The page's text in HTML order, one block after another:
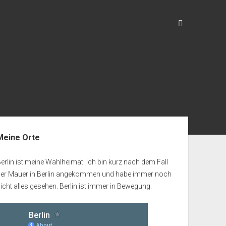
Orte
ist meine Wahlheimat. Ich bin kurz nach dem Fall
Mauer in Berlin angekommen und habe immer noch
alles gesehen. Berlin ist immer in Bewegung.